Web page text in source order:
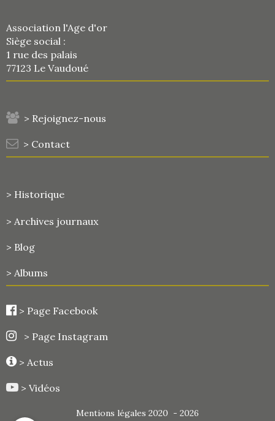
Association l'Age d'or
Siège social :
1 rue des palais
77123 Le Vaudoué
> Rejoignez-nous
> Contact
> Historique
> Archives journaux
> Blog
> Albums
> Page Facebook
> Page Instagram
> Actus
> Vidéos
Mentions légales 2020 - 2026